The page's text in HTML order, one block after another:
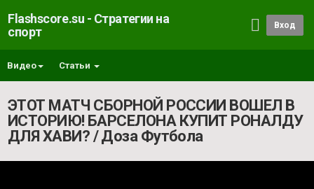
Flashscore.su - Стратегии на
спорт
Вход
Видео Статьи
ЭТОТ МАТЧ СБОРНОЙ РОССИИ ВОШЕЛ В
ИСТОРИЮ! БАРСЕЛОНА КУПИТ РОНАЛДУ
ДЛЯ ХАВИ? / Доза Футбола